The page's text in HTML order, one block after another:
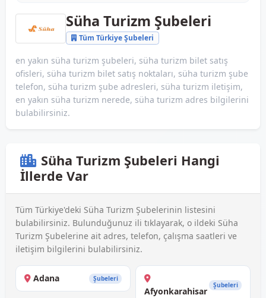
Süha Turizm Şubeleri
Tüm Türkiye Şubeleri
en yakın süha turizm şubeleri, süha turizm bilet satış
ofisleri, süha turizm bilet satış noktaları, süha turizm şube
telefon, süha turizm şube adresleri, süha turizm iletişim,
en yakın süha turizm nerede, süha turizm adres bilgilerini
bulabilirsiniz.
Süha Turizm Şubeleri Hangi
İllerde Var
Tüm Türkiye'deki Süha Turizm Şubelerinin listesini
bulabilirsiniz. Bulunduğunuz ili tıklayarak, o ildeki Süha
Turizm Şubelerine ait adres, telefon, çalışma saatleri ve
iletişim bilgilerini bulabilirsiniz.
Adana Şubeleri
Afyonkarahisar
Şubeleri